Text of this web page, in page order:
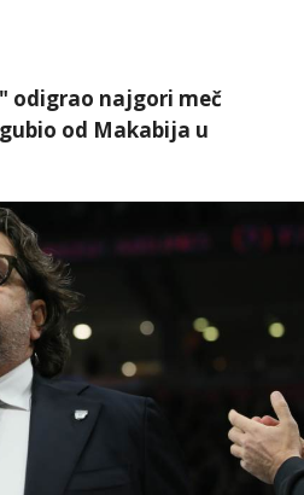
odigrao najgori meč
od Makabija u